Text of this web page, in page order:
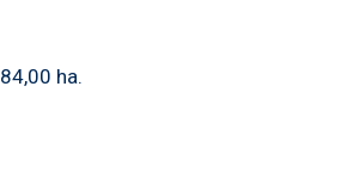
84,00 ha.